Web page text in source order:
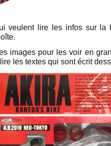
veulent lire les infos sur la
images pour les voir en
les textes qui sont écrit